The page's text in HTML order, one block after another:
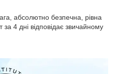
абсолютно безпечна, рівна
за 4 дні відповідає звичайному